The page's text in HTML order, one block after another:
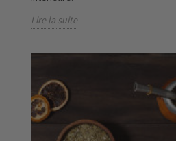
Lire la suite